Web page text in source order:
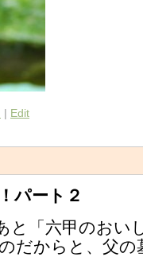
| Edit
パート２
と「六甲のおい
だからと、父の